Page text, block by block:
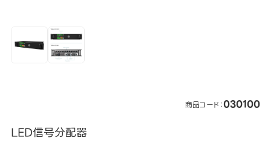
商品コード：030100
LED信号分配器